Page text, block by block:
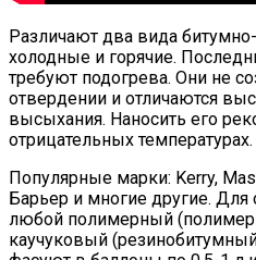
Различают два вида
холодные и горячие.
требуют подогрева. Они не
отвердении и отличаются
высыхания. Наносить его
отрицательных температурах.
Популярные марки: Kerry,
Барьер и многие другие. Для
любой полимерный
каучуковый